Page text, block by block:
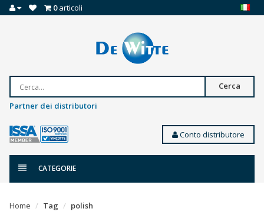
0articoli
Cerca
Partner dei distributori
Conto distributore
CATEGORIE
Home Tag polish